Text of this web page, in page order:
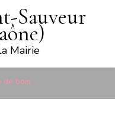
Sauveur
Mairie
de bois